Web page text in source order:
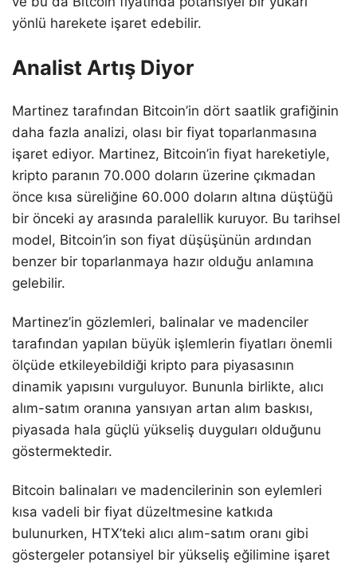
yönlü harekete işaret edebilir.
Analist Artış Diyor
Martinez tarafından Bitcoin’in dört saatlik grafiğinin
daha fazla analizi, olası bir fiyat toparlanmasına
işaret ediyor. Martinez, Bitcoin’in fiyat hareketiyle,
kripto paranın 70.000 doların üzerine çıkmadan
önce kısa süreliğine 60.000 doların altına düştüğü
bir önceki ay arasında paralellik kuruyor. Bu tarihsel
model, Bitcoin’in son fiyat düşüşünün ardından
benzer bir toparlanmaya hazır olduğu anlamına
gelebilir.
Martinez’in gözlemleri, balinalar ve madenciler
tarafından yapılan büyük işlemlerin fiyatları önemli
ölçüde etkileyebildiği kripto para piyasasının
dinamik yapısını vurguluyor. Bununla birlikte, alıcı
alım-satım oranına yansıyan artan alım baskısı,
piyasada hala güçlü yükseliş duyguları olduğunu
göstermektedir.
Bitcoin balinaları ve madencilerinin son eylemleri
kısa vadeli bir fiyat düzeltmesine katkıda
bulunurken, HTX’teki alıcı alım-satım oranı gibi
göstergeler potansiyel bir yükseliş eğilimine işaret